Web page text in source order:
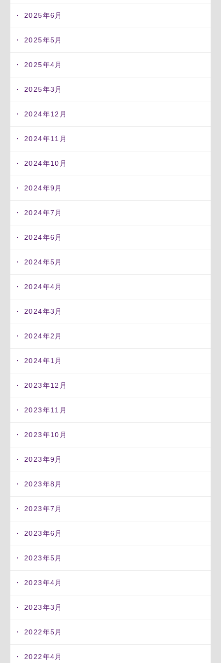
2025年6月
2025年5月
2025年4月
2025年3月
2024年12月
2024年11月
2024年10月
2024年9月
2024年7月
2024年6月
2024年5月
2024年4月
2024年3月
2024年2月
2024年1月
2023年12月
2023年11月
2023年10月
2023年9月
2023年8月
2023年7月
2023年6月
2023年5月
2023年4月
2023年3月
2022年5月
2022年4月